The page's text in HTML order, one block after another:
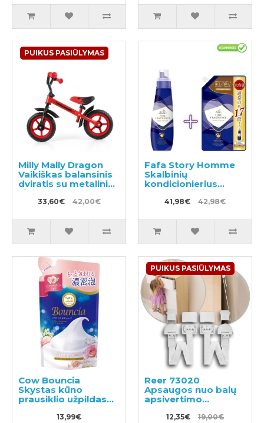
PUIKUS PASIŪLYMAS
Milly Mally Dragon
Vaikiškas balansinis
dviratis su metaliniu
rėmu
33,60€ 42,00€
Fafa Story Homme
Skalbinių
kondicionierius
600ml + užpildas
840ml41,98€ 42,98€
Cow Bouncia
Skystas kūno
prausiklio užpildas
13,99€
PUIKUS PASIŪLYMAS
Reer 73020
Apsaugos nuo balų
apsivertimo
12,35€ 19,00€